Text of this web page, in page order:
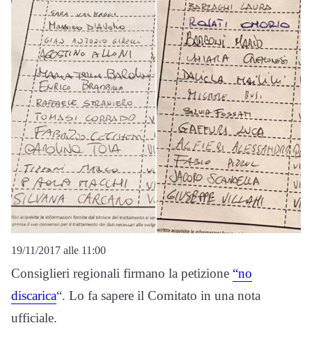
19/11/2017 alle 11:00
Consiglieri regionali firmano la petizione “no
discarica“. Lo fa sapere il Comitato in una nota
ufficiale.